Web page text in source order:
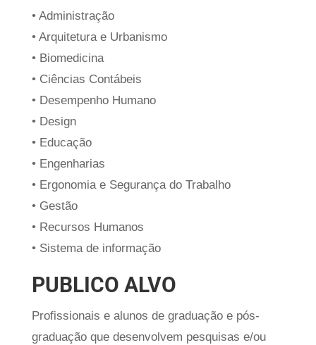
• Administração
• Arquitetura e Urbanismo
• Biomedicina
• Ciências Contábeis
• Desempenho Humano
• Design
• Educação
• Engenharias
• Ergonomia e Segurança do Trabalho
• Gestão
• Recursos Humanos
• Sistema de informação
PUBLICO ALVO
Profissionais e alunos de graduação e pós-
graduação que desenvolvem pesquisas e/ou